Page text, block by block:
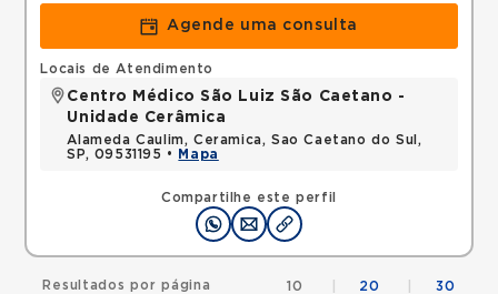
Agende uma consulta
Compartilhe este perfil
Locais de Atendimento
Centro Médico São Luiz São Caetano -
Unidade Cerâmica
Alameda Caulim, Ceramica, Sao Caetano do Sul,
SP, 09531195 •
Mapa
Resultados por página 10 20 30